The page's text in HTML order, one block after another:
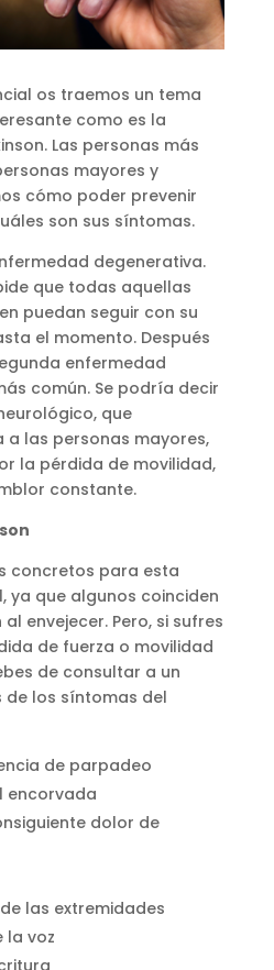
os traemos un tema
como es la
Las personas más
mayores y
cómo poder prevenir
son sus síntomas.
degenerativa.
que todas aquellas
puedan seguir con su
el momento. Después
enfermedad
común. Se podría decir
que
las personas mayores,
la pérdida de movilidad,
constante.
concretos para esta
ya que algunos coinciden
envejecer. Pero, si sufres
de fuerza o movilidad
de consultar a un
de los síntomas del
de parpadeo
encorvada
dolor de
las extremidades
la voz